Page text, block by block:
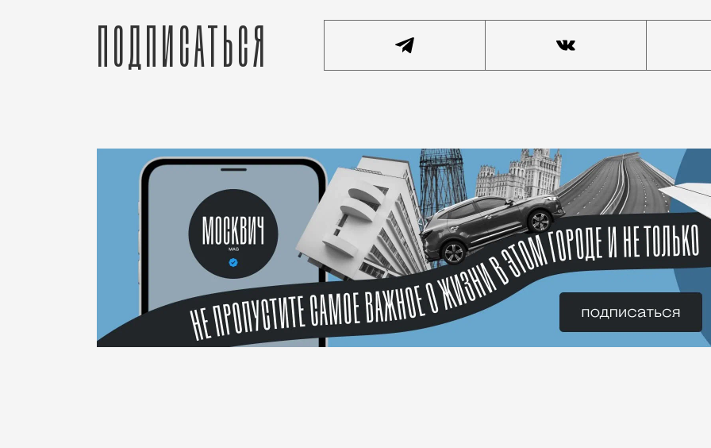
Подписаться